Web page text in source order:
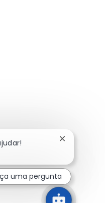
Fechar
uma pergunta